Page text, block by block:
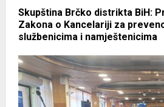
Skupština Brčko distrikta BiH:
Zakona o Kancelariji za
službenicima i namještenicima